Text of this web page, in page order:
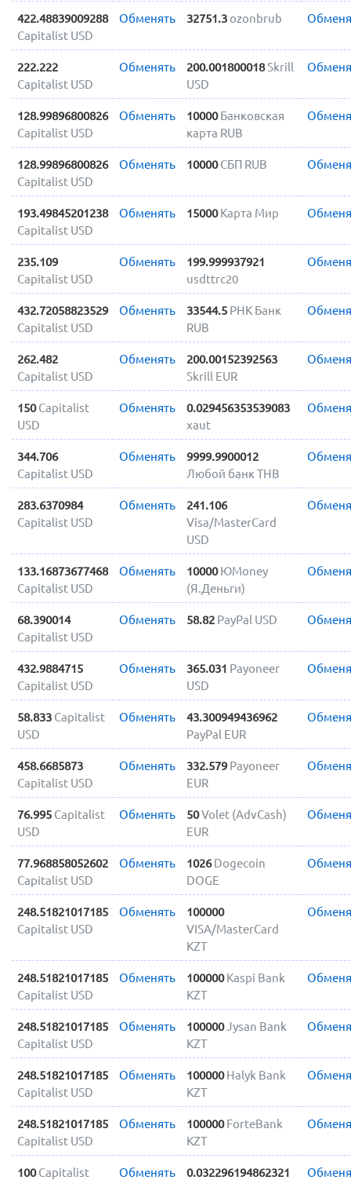
422.48839009288
Capitalist USD
Обменять 32751.3ozonbrub
222.222
Capitalist USD
Обменять 200.001800018Skrill
USD
128.99896800826
Capitalist USD
Обменять 10000 Банковская
карта RUB
128.99896800826
Capitalist USD
Обменять 10000 СБП RUB
193.49845201238
Capitalist USD
Обменять 15000 Карта Мир
235.109
Capitalist USD
Обменять
199.999937921
usdttrc20
432.72058823529
Capitalist USD
Обменять 33544.5 РНК Банк
RUB
262.482
Capitalist USD
Обменять
200.00152392563
Skrill EUR
150 Capitalist
USD
Обменять
0.029456353539083
xaut
344.706
Capitalist USD
Обменять
9999.9900012
Любой банк THB
283.6370984
Capitalist USD
Обменять
241.106
Visa/MasterCard
USD
133.16873677468
Capitalist USD
Обменять 10000 ЮMoney
(Я.Деньги)
68.390014
Capitalist USD
Обменять 58.82 PayPal USD
432.9884715
Capitalist USD
Обменять 365.031 Payoneer
USD
58.833 Capitalist
USD
Обменять
43.300949436962
PayPal EUR
458.6685873
Capitalist USD
Обменять 332.579 Payoneer
EUR
76.995 Capitalist
USD
Обменять 50Volet (AdvCash)
EUR
77.968858052602
Capitalist USD
Обменять 1026 Dogecoin
DOGE
248.51821017185
Capitalist USD
Обменять
100000
VISA/MasterCard
KZT
248.51821017185
Capitalist USD
Обменять 100000 Kaspi Bank
KZT
248.51821017185
Capitalist USD
Обменять 100000Jysan Bank
KZT
248.51821017185
Capitalist USD
Обменять 100000 Halyk Bank
KZT
248.51821017185
Capitalist USD
Обменять 100000 ForteBank
KZT
100 Capitalist
Обменять
0.032296194862321